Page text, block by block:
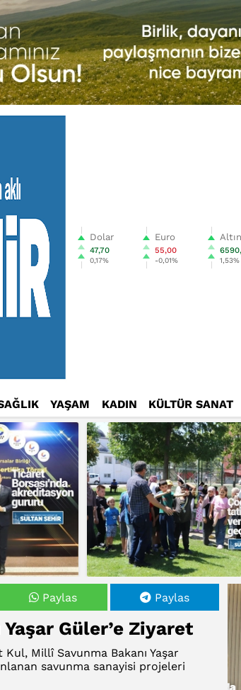
Dolar
47,70
0,17%
Euro
55,00
-0,01%
Altın
1,53%
YAŞAM KADIN KÜLTÜR SANAT
Paylas Paylas
Güler’e Ziyaret
Millî Savunma Bakanı Yaşar
savunma sanayisi projeleri